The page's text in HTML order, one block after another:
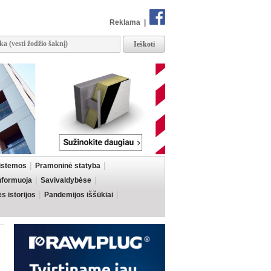
Reklama
Pramoninė statyba
Savivaldybėse
istorijos
Pandemijos iššūkiai